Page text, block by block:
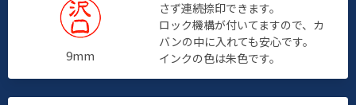
9mm
さず連続捺印できます。
ロック機構が付いてますので、カ
バンの中に入れても安心です。
インクの色は朱色です。